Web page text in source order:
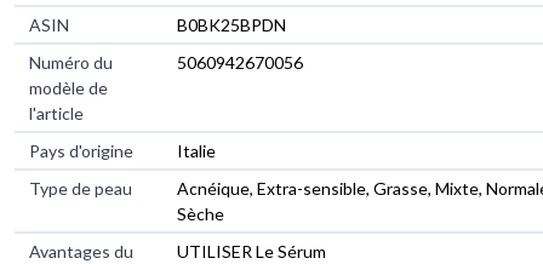
ASIN
B0BK25BPDN
Numéro du
modèle de
l'article
5060942670056
Pays d'origine
Italie
Type de peau
Acnéique, Extra-sensible, Grasse, Mixte,
Sèche
Avantages du
UTILISER Le Sérum